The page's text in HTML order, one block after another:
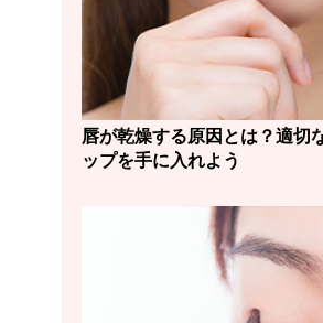
唇が乾燥する原因とは？適切
ップを手に入れよう